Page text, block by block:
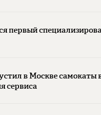
первый
в Москве самокаты
сервиса